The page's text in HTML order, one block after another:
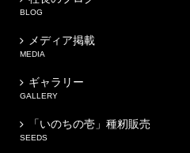
BLOG
メディア掲載
MEDIA
ギャラリー
GALLERY
「いのちの壱」種籾販売
SEEDS